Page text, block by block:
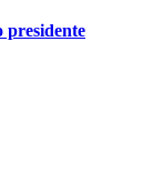
presidente